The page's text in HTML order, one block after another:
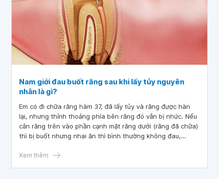
Nam giới đau buốt răng sau khi lấy tủy nguyên
nhân là gì?
Em có đi chữa răng hàm 37, đã lấy tủy và răng được hàn
lại, nhưng thỉnh thoảng phía bên răng đó vẫn bị nhức. Nếu
cắn răng trên vào phần cạnh mặt răng dưới (răng đã chữa)
thì bị buốt nhưng nhai ăn thì bình thường không đau,
nói răng rất tốt không vấn đề gì, bác sĩ cũng gõ gõ vào
Xem thêm